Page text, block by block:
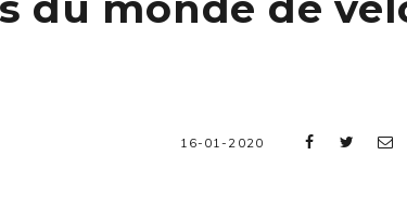
16-01-2020